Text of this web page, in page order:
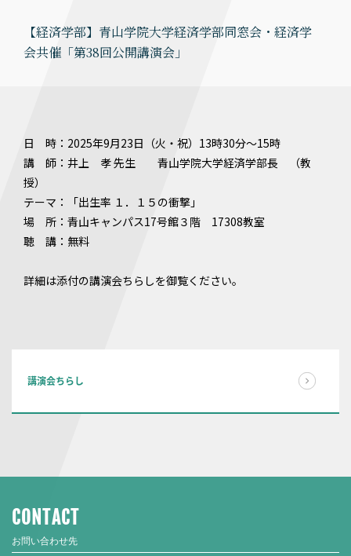
【経済学部】青山学院大学経済学部同窓会・経済学
会共催「第38回公開講演会」
日 時：2025年9月23日（火・祝）13時30分〜15時
講 師：井上 孝 先生 青山学院大学経済学部長 （教
授）
テーマ：「出生率 １．１５の衝撃」
場 所：青山キャンパス17号館３階 17308教室
聴 講：無料
詳細は添付の講演会ちらしを御覧ください。
講演会ちらし
CONTACT
お問い合わせ先